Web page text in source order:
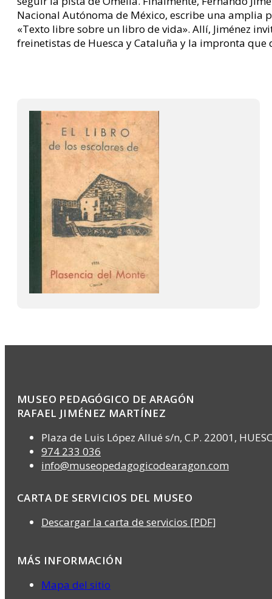
Nacional Autónoma de México, escribe una amplia
«Texto libre sobre un libro de vida». Allí, Jiménez
freinetistas de Huesca y Cataluña y la impronta que
MUSEO PEDAGÓGICO DE ARAGÓN
RAFAEL JIMÉNEZ MARTÍNEZ
Plaza de Luis López Allué s/n, C.P. 22001,
974 233 036
info@museopedagogicodearagon.com
CARTA DE SERVICIOS DEL MUSEO
Descargar la carta de servicios [PDF]
MÁS INFORMACIÓN
Mapa del sitio